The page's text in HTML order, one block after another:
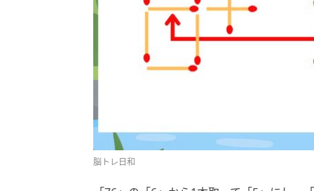
脳トレ日和